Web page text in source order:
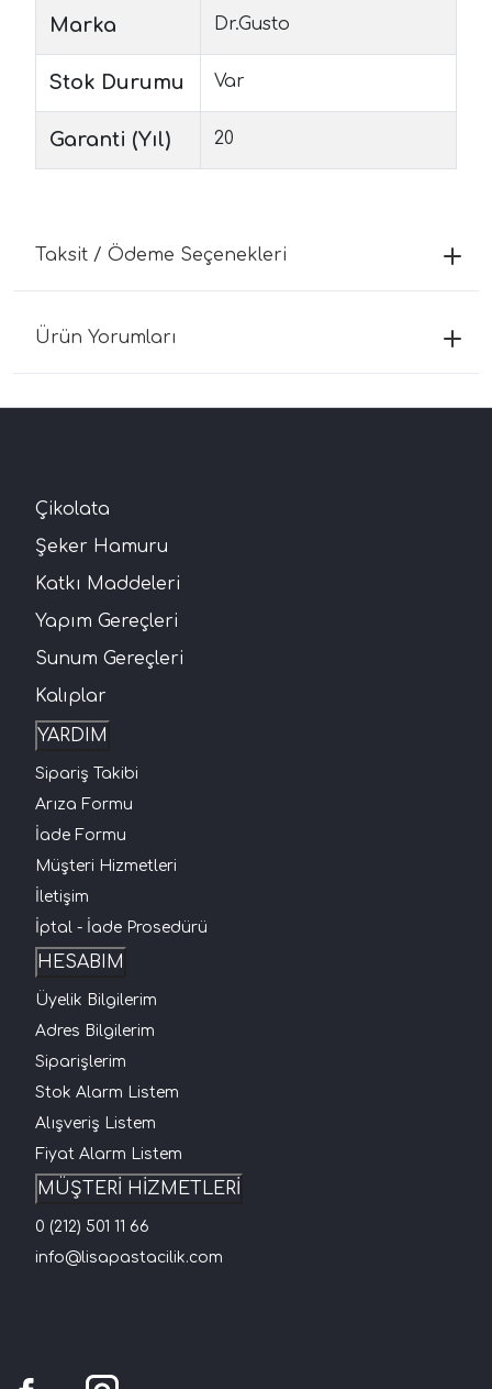
Marka Dr.Gusto
Stok Durumu Var
Garanti (Yıl) 20
Taksit / Ödeme Seçenekleri
Ürün Yorumları
Çikolata
Şeker Hamuru
Katkı Maddeleri
Yapım Gereçleri
Sunum Gereçleri
Kalıplar
YARDIM
Sipariş Takibi
Arıza Formu
İade Formu
Müşteri Hizmetleri
İletişim
İptal - İade Prosedürü
HESABIM
Üyelik Bilgilerim
Adres Bilgilerim
Siparişlerim
Stok Alarm Listem
Alışveriş Listem
Fiyat Alarm Listem
MÜŞTERİ HİZMETLERİ
0 (212) 501 11 66
info@lisapastacilik.com